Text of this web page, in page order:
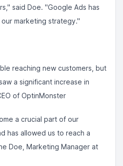
said Doe. "Google Ads has
marketing strategy."
reaching new customers, but
a significant increase in
of OptinMonster
a crucial part of our
has allowed us to reach a
Doe, Marketing Manager at